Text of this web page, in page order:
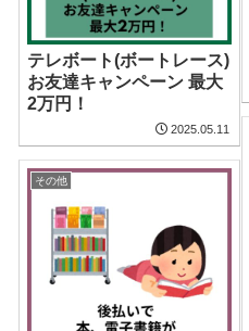
テレボート(ボートレース)
お友達キャンペーン 最大
2万円！
2025.05.11
その他